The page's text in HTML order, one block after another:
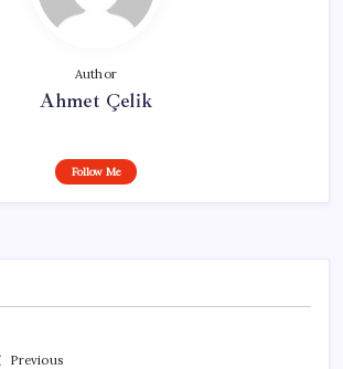
Author
Ahmet Çelik
Follow Me
Previous